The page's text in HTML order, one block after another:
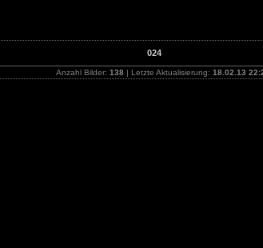
024
Anzahl Bilder: 138 | Letzte Aktualisierung: 18.02.13